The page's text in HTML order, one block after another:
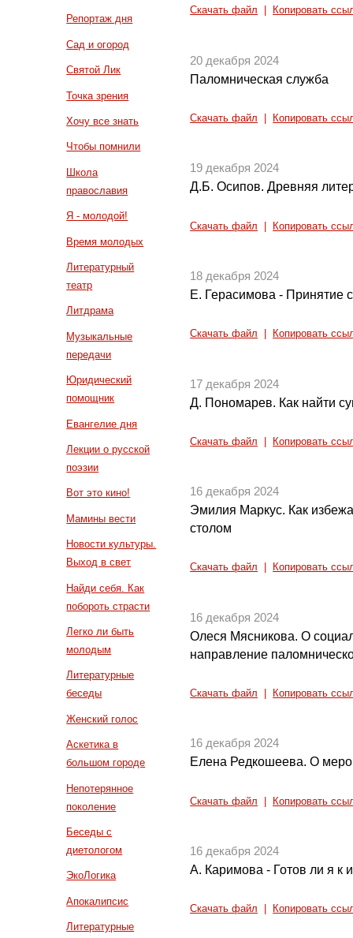
Репортаж дня
Сад и огород
Святой Лик
Точка зрения
Хочу все знать
Чтобы помнили
Школа
православия
Я - молодой!
Время молодых
Литературный
театр
Литдрама
Музыкальные
передачи
Юридический
помощник
Евангелие дня
Лекции о русской
поэзии
Вот это кино!
Мамины вести
Новости культуры.
Выход в свет
Найди себя. Как
побороть страсти
Легко ли быть
молодым
Литературные
беседы
Женский голос
Аскетика в
большом городе
Непотерянное
поколение
Беседы с
диетологом
ЭкоЛогика
Апокалипсис
Литературные
Скачать файл Копировать
20 декабря 2024
Паломническая служба
Скачать файл Копировать
19 декабря 2024
Д.Б. Осипов. Древняя
Скачать файл Копировать
18 декабря 2024
Е. Герасимова - Принятие
Скачать файл Копировать
17 декабря 2024
Д. Пономарев. Как найти
Скачать файл Копировать
16 декабря 2024
Эмилия Маркус. Как
столом
Скачать файл Копировать
16 декабря 2024
Олеся Мясникова. О
направление
Скачать файл Копировать
16 декабря 2024
Елена Редкошеева. О
Скачать файл Копировать
16 декабря 2024
А. Каримова - Готов ли я к
Скачать файл Копировать